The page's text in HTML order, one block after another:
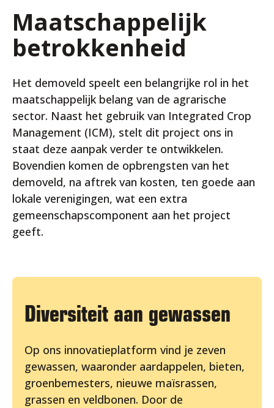
Maatschappelijk
betrokkenheid
Het demoveld speelt een belangrijke rol in het
maatschappelijk belang van de agrarische
sector. Naast het gebruik van Integrated Crop
Management (ICM), stelt dit project ons in
staat deze aanpak verder te ontwikkelen.
Bovendien komen de opbrengsten van het
demoveld, na aftrek van kosten, ten goede aan
lokale verenigingen, wat een extra
gemeenschapscomponent aan het project
geeft.
Diversiteit aan gewassen
Op ons innovatieplatform vind je zeven
gewassen, waaronder aardappelen, bieten,
groenbemesters, nieuwe maïsrassen,
grassen en veldbonen. Door de